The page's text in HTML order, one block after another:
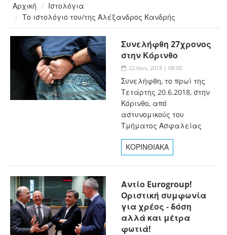
Αρχική
Ιστολόγια
Το ιστολόγιο του/της Αλέξανδρος Κανδρής
Συνελήφθη 27χρονος
στην Κόρινθο
22 Ιουν, 2018 | 08:00
Συνελήφθη, το πρωί της
Τετάρτης 20.6.2018, στην
Κόρινθο, από
αστυνομικούς του
Τμήματος Ασφαλείας
ΚΟΡΙΝΘΙΑΚΑ
Αντίο Eurogroup!
Οριστική συμφωνία
για χρέος - δόση
αλλά και μέτρα
φωτιά!